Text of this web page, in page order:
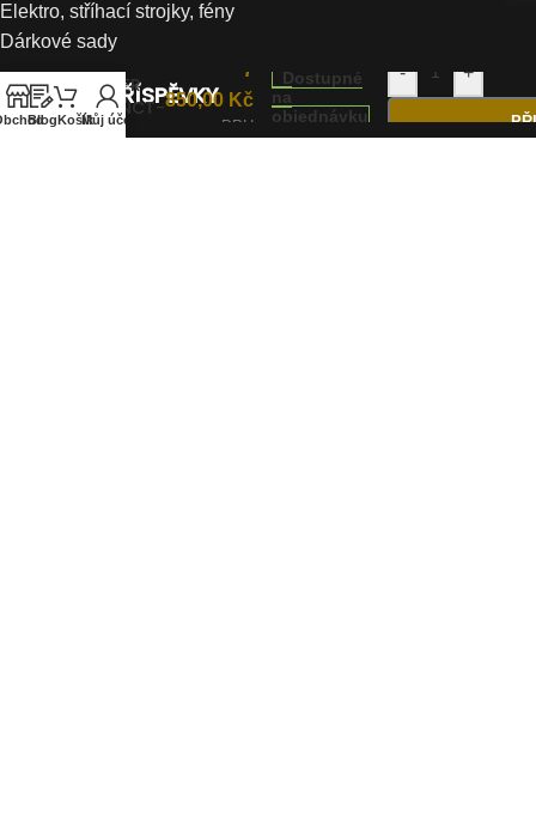
Elektro, stříhací strojky, fény
Dárkové sady
POSLEDNÍ PŘÍSPĚVKY
Co si koupit když začínám s barberingem?
BlogKošíkMůj účet
CLIPPER
INSTINCT-
X
7
850,00 Kč
s DPH
Dostupné
na
objednávku
- +